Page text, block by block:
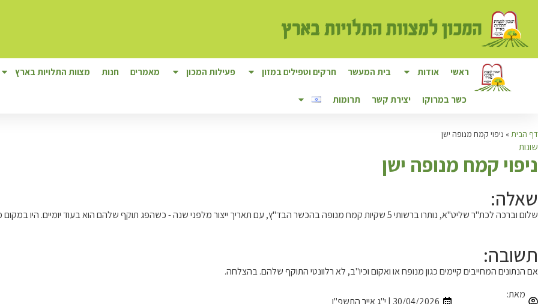
ראשי אודות בית המעשר חרקים וטפילים במזון פעילות המכון מאמרים חנות מצוות התלויות בארץ
כשר במרוקו יצירת קשר תרומות
דף הבית » ניפוי קמח מנופה ישן
שונות
ניפוי קמח מנופה ישן
שאלה:
שלום וברכה לכת"ר שליט"א, נותרו ברשותי 5 שקיות קמח מנופה בהכשר הבד"ץ, עם תאריך ייצור מלפני שנה - כשהפג תוקף שלהם הוא בעוד יומיים. היו במקום מוצל לגמרי, במשך שנה. האם צריך / מומלץ לעשות ניפוי?
תשובה:
אם הנתונים המחייבים קיימים כגון מנופח או ואקום וכיו"ב, לא רלוונטי התוקף שלהם. בהצלחה.
מאת: